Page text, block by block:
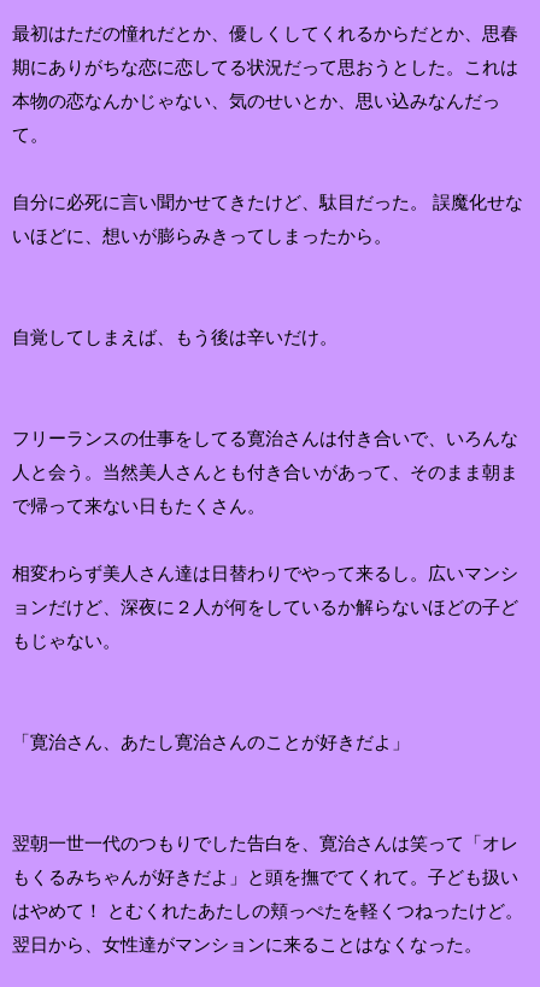
最初はただの憧れだとか、優しくしてくれるからだとか、思春
期にありがちな恋に恋してる状況だって思おうとした。これは
本物の恋なんかじゃない、気のせいとか、思い込みなんだっ
て。
自分に必死に言い聞かせてきたけど、駄目だった。 誤魔化せな
いほどに、想いが膨らみきってしまったから。
自覚してしまえば、もう後は辛いだけ。
フリーランスの仕事をしてる寛治さんは付き合いで、いろんな
人と会う。当然美人さんとも付き合いがあって、そのまま朝ま
で帰って来ない日もたくさん。
相変わらず美人さん達は日替わりでやって来るし。広いマンシ
ョンだけど、深夜に２人が何をしているか解らないほどの子ど
もじゃない。
「寛治さん、あたし寛治さんのことが好きだよ」
翌朝一世一代のつもりでした告白を、寛治さんは笑って「オレ
もくるみちゃんが好きだよ」と頭を撫でてくれて。子ども扱い
はやめて！ とむくれたあたしの頬っぺたを軽くつねったけど。
翌日から、女性達がマンションに来ることはなくなった。